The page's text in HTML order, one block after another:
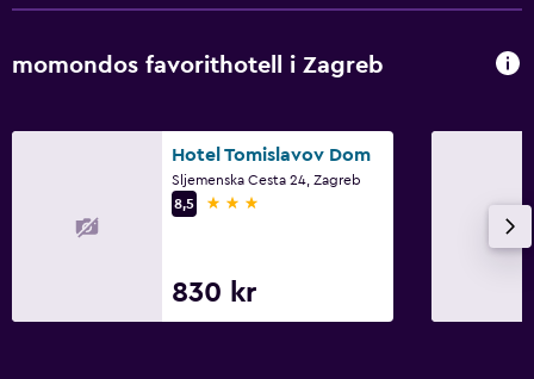
momondos favorithotell i Zagreb
Hotel Tomislavov Dom
Sljemenska Cesta 24, Zagreb
8,5
3 stjärnor
830 kr